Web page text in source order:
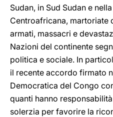
Sudan, in Sud Sudan e
Centroafricana, martoriate
armati, massacri e
Nazioni del continente
politica e sociale. In
il recente accordo firmato
Democratica del Congo
quanti hanno
solerzia per favorire la